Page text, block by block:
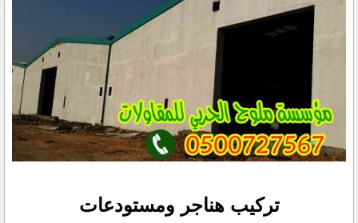
تركيب هناجر ومستودعات